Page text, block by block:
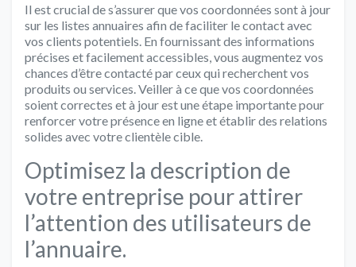
Il est crucial de s’assurer que vos coordonnées sont à jour
sur les listes annuaires afin de faciliter le contact avec
vos clients potentiels. En fournissant des informations
précises et facilement accessibles, vous augmentez vos
chances d’être contacté par ceux qui recherchent vos
produits ou services. Veiller à ce que vos coordonnées
soient correctes et à jour est une étape importante pour
renforcer votre présence en ligne et établir des relations
solides avec votre clientèle cible.
Optimisez la description de
votre entreprise pour attirer
l’attention des utilisateurs de
l’annuaire.